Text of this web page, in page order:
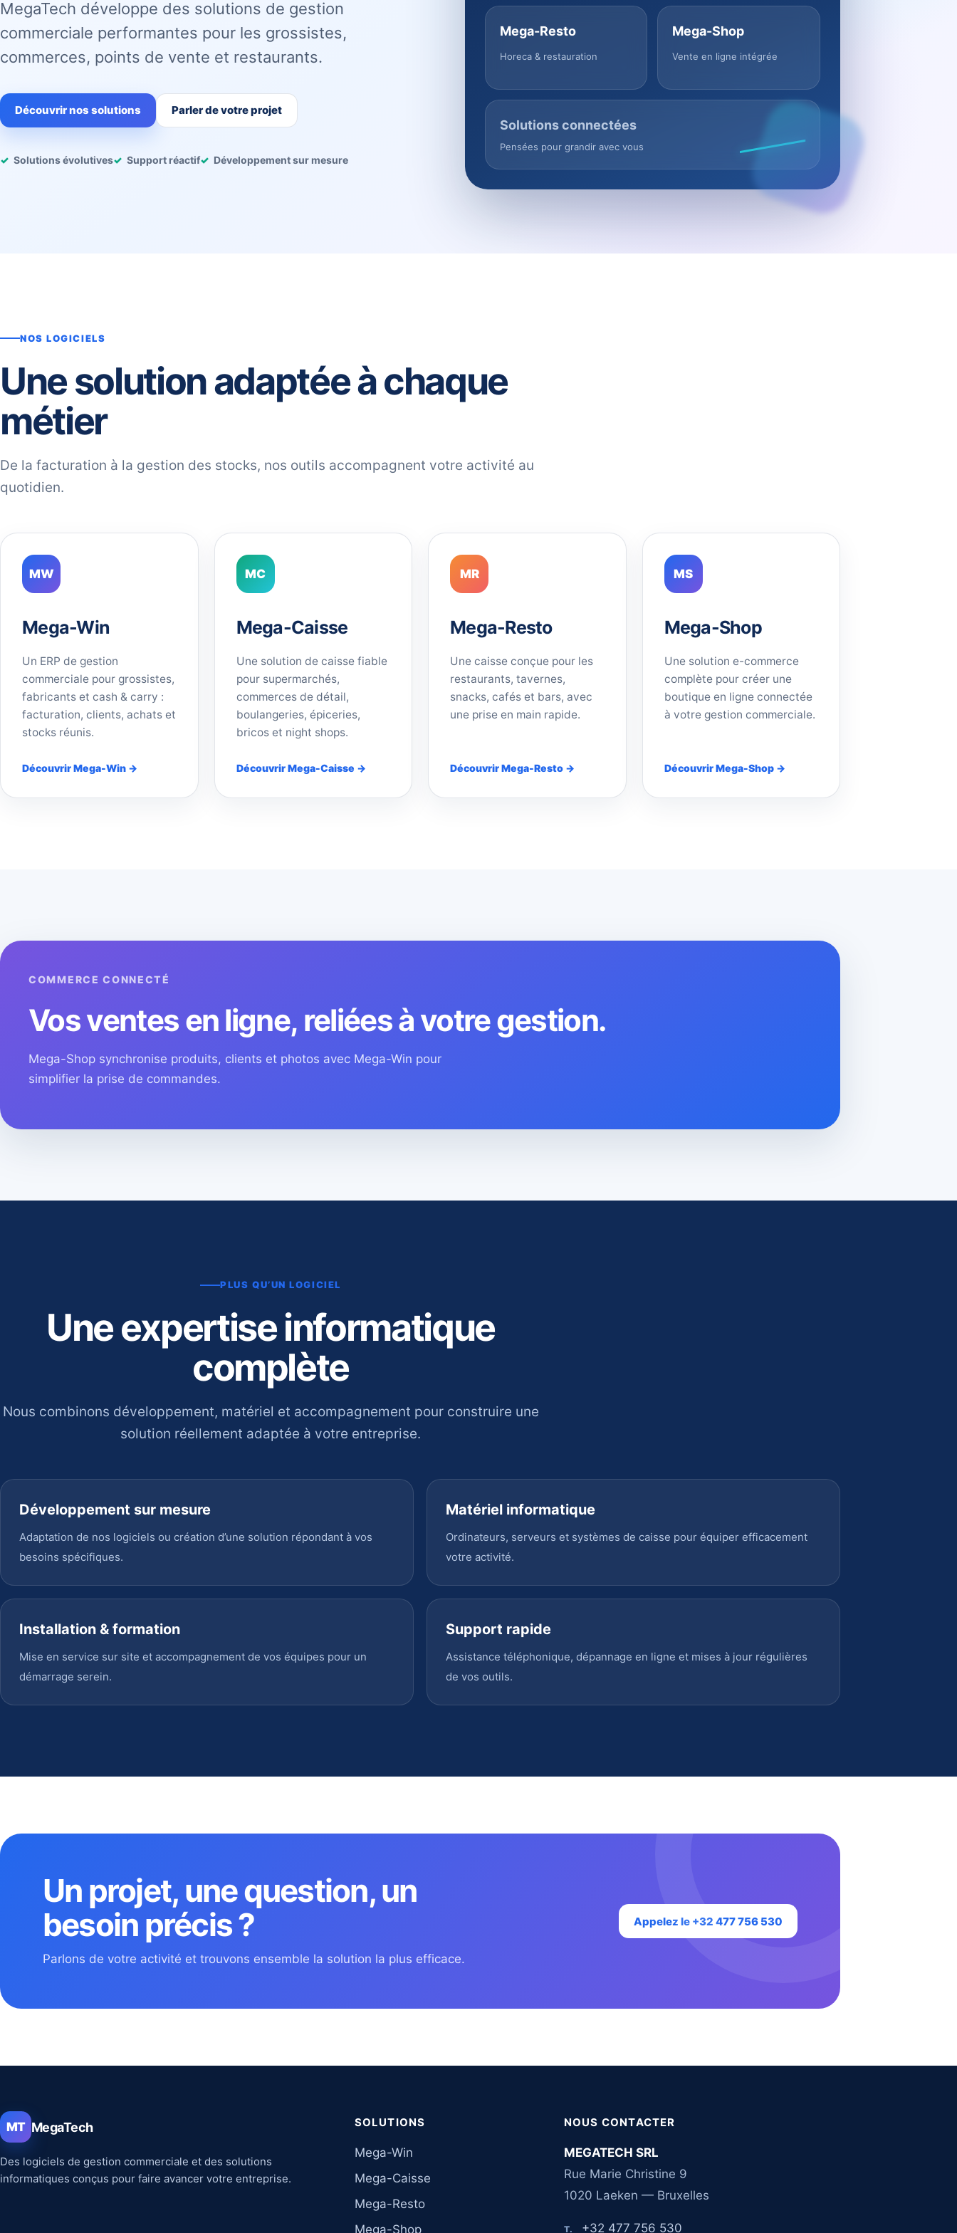
MegaTech développe des solutions de gestion
commerciale performantes pour les grossistes,
commerces, points de vente et restaurants.
Découvrir nos solutions Parler de votre projet
Solutions évolutives Support réactif Développement sur mesure
Mega-Resto
Horeca & restauration
Mega-Shop
Vente en ligne intégrée
Solutions connectées
Pensées pour grandir avec vous
NOS LOGICIELS
Une solution adaptée à chaque
métier
De la facturation à la gestion des stocks, nos outils accompagnent votre activité au
quotidien.
MW
Mega-Win
Un ERP de gestion
commerciale pour grossistes,
fabricants et cash & carry :
facturation, clients, achats et
stocks réunis.
Découvrir Mega-Win →
MC
Mega-Caisse
Une solution de caisse fiable
pour supermarchés,
commerces de détail,
boulangeries, épiceries,
bricos et night shops.
Découvrir Mega-Caisse →
MR
Mega-Resto
Une caisse conçue pour les
restaurants, tavernes,
snacks, cafés et bars, avec
une prise en main rapide.
Découvrir Mega-Resto →
MS
Mega-Shop
Une solution e-commerce
complète pour créer une
boutique en ligne connectée
à votre gestion commerciale.
Découvrir Mega-Shop →
COMMERCE CONNECTÉ
Vos ventes en ligne, reliées à votre gestion.
Mega-Shop synchronise produits, clients et photos avec Mega-Win pour
simplifier la prise de commandes.
PLUS QU’UN LOGICIEL
Une expertise informatique
complète
Nous combinons développement, matériel et accompagnement pour construire une
solution réellement adaptée à votre entreprise.
Développement sur mesure
Adaptation de nos logiciels ou création d’une solution répondant à vos
besoins spécifiques.
Matériel informatique
Ordinateurs, serveurs et systèmes de caisse pour équiper efficacement
votre activité.
Installation & formation
Mise en service sur site et accompagnement de vos équipes pour un
démarrage serein.
Support rapide
Assistance téléphonique, dépannage en ligne et mises à jour régulières
de vos outils.
Un projet, une question, un
besoin précis ?
Parlons de votre activité et trouvons ensemble la solution la plus efficace.
Appelez le +32 477 756 530
MT MegaTech
Des logiciels de gestion commerciale et des solutions
informatiques conçus pour faire avancer votre entreprise.
SOLUTIONS
Mega-Win
Mega-Caisse
Mega-Resto
Mega-Shop
NOUS CONTACTER
MEGATECH SRL
Rue Marie Christine 9
1020 Laeken — Bruxelles
T. +32 477 756 530